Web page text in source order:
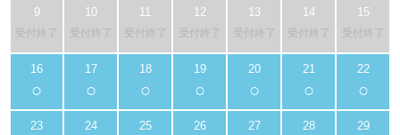
受付終了 受付終了 受付終了 受付終了 受付終了 受付終了 受付終了
○ ○ ○ ○ ○ ○ ○